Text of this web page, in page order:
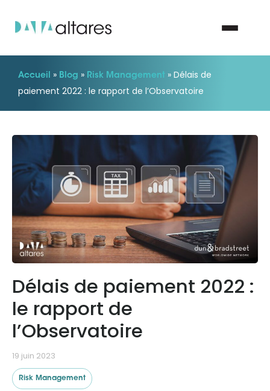
Nous contacter
Vos enjeux
Nos solutions
Nos data
Notre groupe
Ressources
Accueil » Blog » Risk Management » Délais de
paiement 2022 : le rapport de l’Observatoire
Délais de paiement 2022 :
le rapport de
l’Observatoire
19 juin 2023
Risk Management